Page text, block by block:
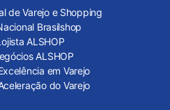
de Varejo e Shopping
Brasilshop
ALSHOP
ALSHOP
em Varejo
do Varejo